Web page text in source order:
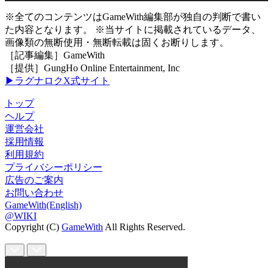
※全てのコンテンツはGameWith編集部が独自の判断で書い
た内容となります。 ※当サイトに掲載されているデータ、
画像類の無断使用・無断転載は固くお断りします。
［記事編集］GameWith
［提供］GungHo Online Entertainment, Inc
▶ラグナロクX式サイト
トップ
ヘルプ
運営会社
採用情報
利用規約
プライバシーポリシー
広告のご案内
お問い合わせ
GameWith(English)
@WIKI
Copyright (C) GameWith All Rights Reserved.